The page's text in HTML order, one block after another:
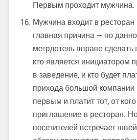
Первым проходит мужчина.
Мужчина входит в
главная причина — по
метрдотель вправе
кто является инициатором
в заведение, и кто будет
прихода большой компании
первым и платит тот, от
приглашение в ресторан.
посетителей встречает